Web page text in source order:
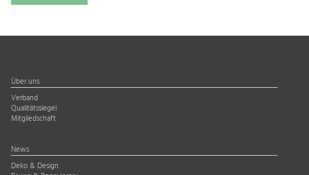
Über uns
Verband
Qualitätssiegel
Mitgliedschaft
News
Deko & Design